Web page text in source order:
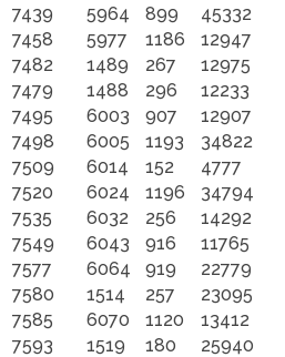
7439
5964 899 45332
7458
5977 1186 12947
7482
1489 267 12975
7479
1488 296 12233
7495
6003 907 12907
7498
6005 1193 34822
7509
6014 152 4777
7520
6024 1196 34794
7535
6032 256 14292
7549
6043 916 11765
7577
6064 919 22779
7580
1514 257 23095
7585
6070 1120 13412
7593
1519 180 25940